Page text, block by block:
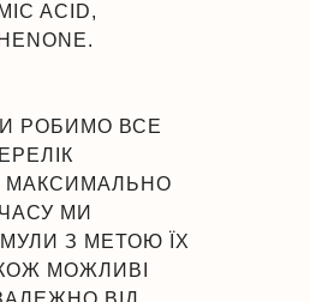
ACID,
РОБИМО ВСЕ
МАКСИМАЛЬНО
МИ
З МЕТОЮ ЇХ
МОЖЛИВІ